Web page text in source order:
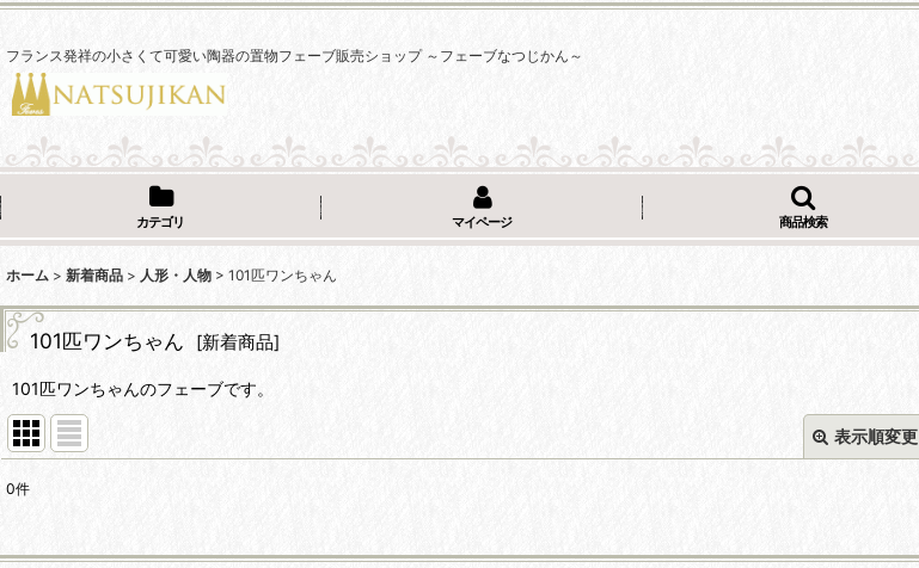
フランス発祥の小さくて可愛い陶器の置物フェーブ販売ショップ ～フェーブなつじかん～
カテゴリ マイページ 商品検索
ホーム > 新着商品 > 人形・人物 > 101匹ワンちゃん
101匹ワンちゃん [新着商品]
101匹ワンちゃんのフェーブです。
表示順変更
0件